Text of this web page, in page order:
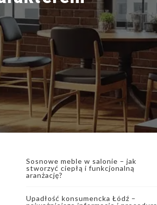
Sosnowe meble w salonie – jak
stworzyć ciepłą i funkcjonalną
aranżację?
Upadłość konsumencka Łódź –